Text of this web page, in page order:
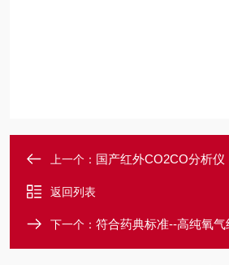
上一个： 国产红外CO2CO分析仪
返回列表
下一个： 符合药典标准--高纯氧气